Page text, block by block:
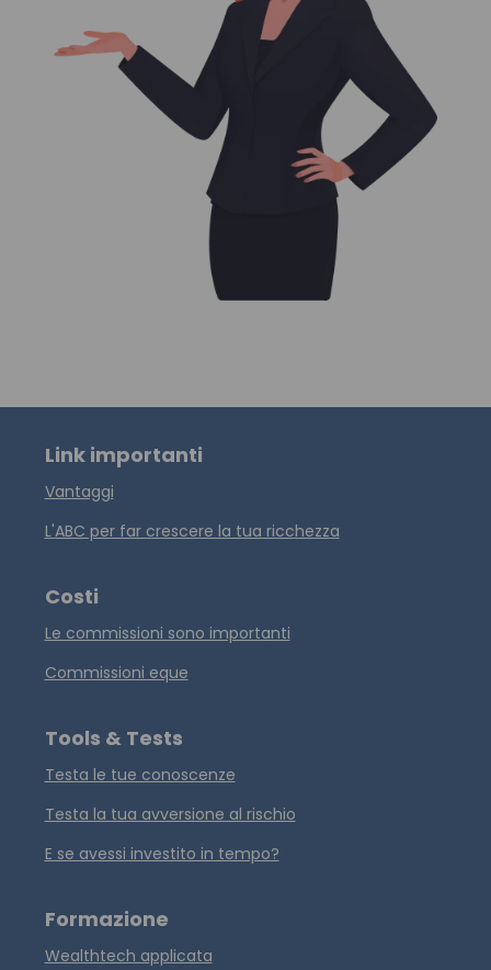
Link importanti
Vantaggi
L'ABC per far crescere la tua ricchezza
Costi
Le commissioni sono importanti
Commissioni eque
Tools & Tests
Testa le tue conoscenze
Testa la tua avversione al rischio
E se avessi investito in tempo?
Formazione
Wealthtech applicata